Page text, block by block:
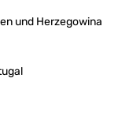
und Herzegowina